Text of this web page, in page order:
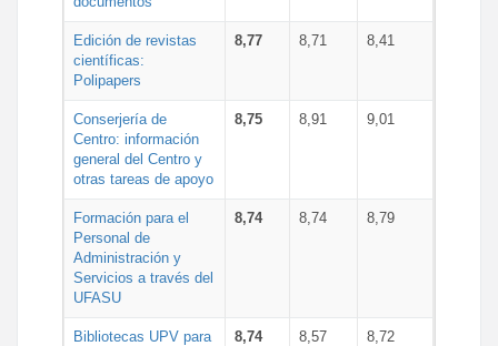
Edición de revistas
científicas:
Polipapers
8,77 8,71 8,41
Conserjería de
Centro: información
general del Centro y
otras tareas de apoyo
8,75 8,91 9,01
Formación para el
Personal de
Administración y
Servicios a través del
UFASU
8,74 8,74 8,79
Bibliotecas UPV para
8,74 8,57 8,72